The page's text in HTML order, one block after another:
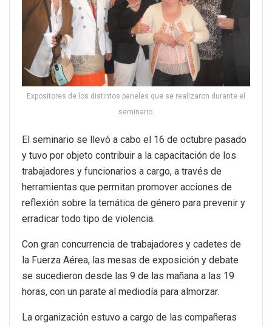
Expositores de los distintos paneles que se realizaron durante el
seminario.
El seminario se llevó a cabo el 16 de octubre pasado
y tuvo por objeto contribuir a la capacitación de los
trabajadores y funcionarios a cargo, a través de
herramientas que permitan promover acciones de
reflexión sobre la temática de género para prevenir y
erradicar todo tipo de violencia.
Con gran concurrencia de trabajadores y cadetes de
la Fuerza Aérea, las mesas de exposición y debate
se sucedieron desde las 9 de las mañana a las 19
horas, con un parate al mediodía para almorzar.
La organización estuvo a cargo de las compañeras